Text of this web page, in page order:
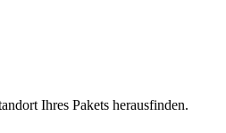
Ihres Pakets herausfinden.